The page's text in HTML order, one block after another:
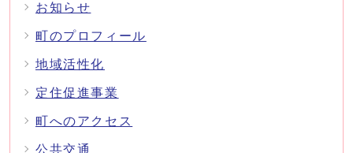
お知らせ
町のプロフィール
地域活性化
定住促進事業
町へのアクセス
公共交通